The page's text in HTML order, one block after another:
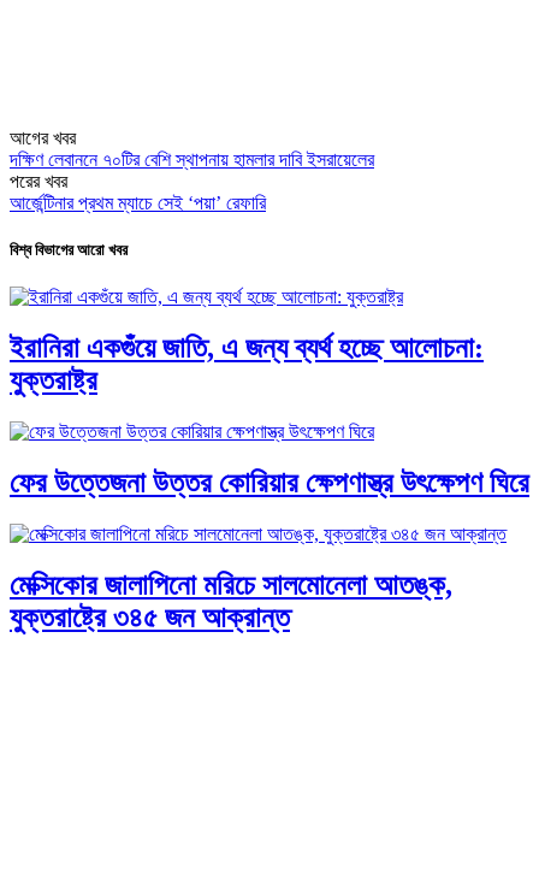
আগের খবর
দক্ষিণ লেবাননে ৭০টির বেশি স্থাপনায় হামলার দাবি ইসরায়েলের
পরের খবর
আর্জেন্টিনার প্রথম ম্যাচে সেই ‘পয়া’ রেফারি
বিশ্ব বিভাগের আরো খবর
ইরানিরা একগুঁয়ে জাতি, এ জন্য ব্যর্থ হচ্ছে আলোচনা:
যুক্তরাষ্ট্র
ফের উত্তেজনা উত্তর কোরিয়ার ক্ষেপণাস্ত্র উৎক্ষেপণ ঘিরে
মেক্সিকোর জালাপিনো মরিচে সালমোনেলা আতঙ্ক,
যুক্তরাষ্ট্রে ৩৪৫ জন আক্রান্ত